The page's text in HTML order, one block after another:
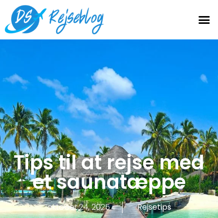
Tips til at rejse med
et saunatæppe
oktober 24, 2025 Rejsetips